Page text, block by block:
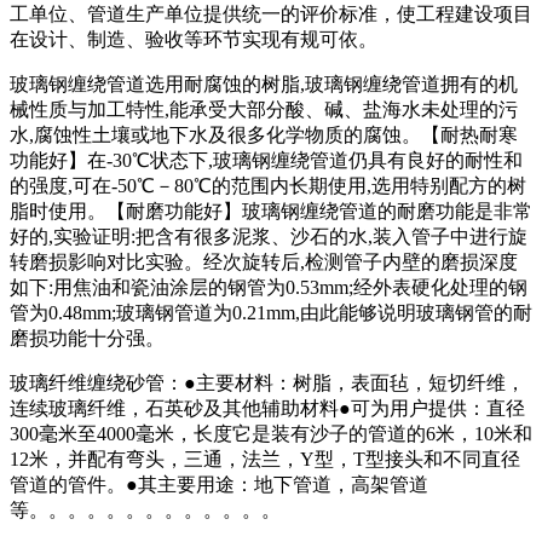
工单位、管道生产单位提供统一的评价标准，使工程建设项目
在设计、制造、验收等环节实现有规可依。
玻璃钢缠绕管道选用耐腐蚀的树脂,玻璃钢缠绕管道拥有的机
械性质与加工特性,能承受大部分酸、碱、盐海水未处理的污
水,腐蚀性土壤或地下水及很多化学物质的腐蚀。【耐热耐寒
功能好】在-30℃状态下,玻璃钢缠绕管道仍具有良好的耐性和
的强度,可在-50℃－80℃的范围内长期使用,选用特别配方的树
脂时使用。【耐磨功能好】玻璃钢缠绕管道的耐磨功能是非常
好的,实验证明:把含有很多泥浆、沙石的水,装入管子中进行旋
转磨损影响对比实验。经次旋转后,检测管子内壁的磨损深度
如下:用焦油和瓷油涂层的钢管为0.53mm;经外表硬化处理的钢
管为0.48mm;玻璃钢管道为0.21mm,由此能够说明玻璃钢管的耐
磨损功能十分强。
玻璃纤维缠绕砂管：●主要材料：树脂，表面毡，短切纤维，
连续玻璃纤维，石英砂及其他辅助材料●可为用户提供：直径
300毫米至4000毫米，长度它是装有沙子的管道的6米，10米和
12米，并配有弯头，三通，法兰，Y型，T型接头和不同直径
管道的管件。●其主要用途：地下管道，高架管道
等。。。。。。。。。。。。。